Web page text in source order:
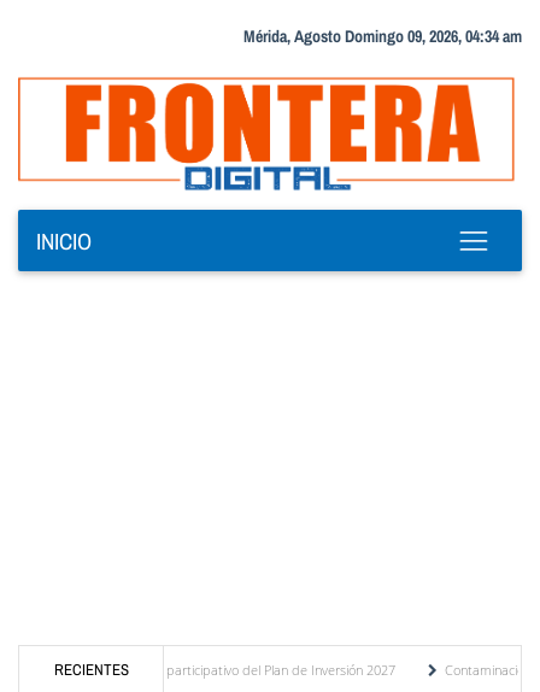
Mérida, Agosto Domingo 09, 2026, 04:34 am
INICIO
RECIENTES
del presupuesto participativo del Plan de Inversión 2027
Contaminación y